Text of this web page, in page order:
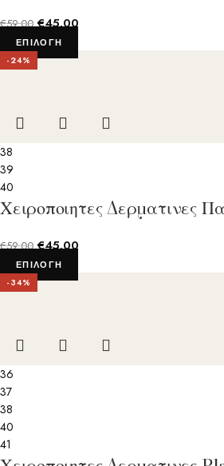
€59.00 €45.00
ΕΠΙΛΟΓΉ
-24%
38
39
40
Χειροποιητες Δερματινες
€59.00 €45.00
ΕΠΙΛΟΓΉ
-34%
36
37
38
40
41